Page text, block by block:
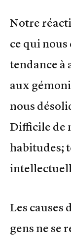
Notre
ce qui
tendance à
aux
nous
Difficile de
habitudes;
Les causes
gens ne se